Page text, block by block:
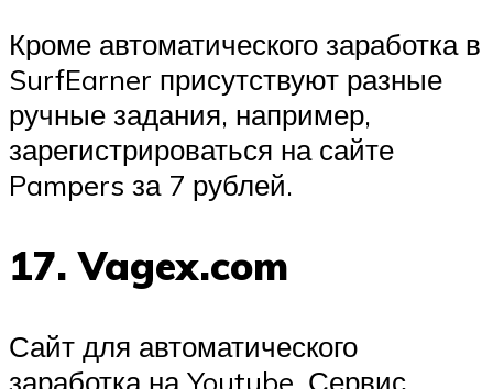
Кроме автоматического заработка в
SurfEarner присутствуют разные
ручные задания, например,
зарегистрироваться на сайте
Pampers за 7 рублей.
17. Vagex.com
Сайт для автоматического
заработка на Youtube. Сервис